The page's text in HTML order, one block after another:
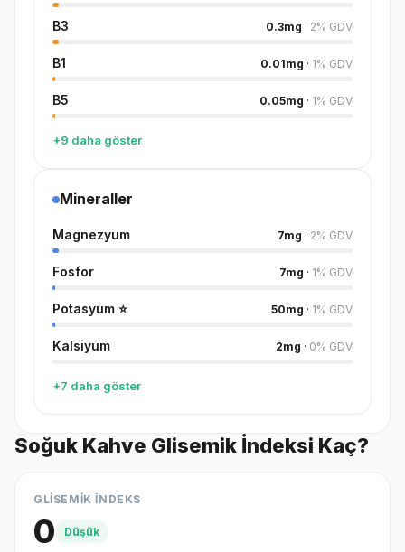
B3 0.3mg · 2% GDV
B1 0.01mg · 1% GDV
B5 0.05mg · 1% GDV
+9 daha göster
Mineraller
Magnezyum 7mg · 2% GDV
Fosfor 7mg · 1% GDV
Potasyum ⭐ 50mg · 1% GDV
Kalsiyum 2mg · 0% GDV
+7 daha göster
Soğuk Kahve Glisemik İndeksi Kaç?
GLİSEMİK İNDEKS
0 Düşük